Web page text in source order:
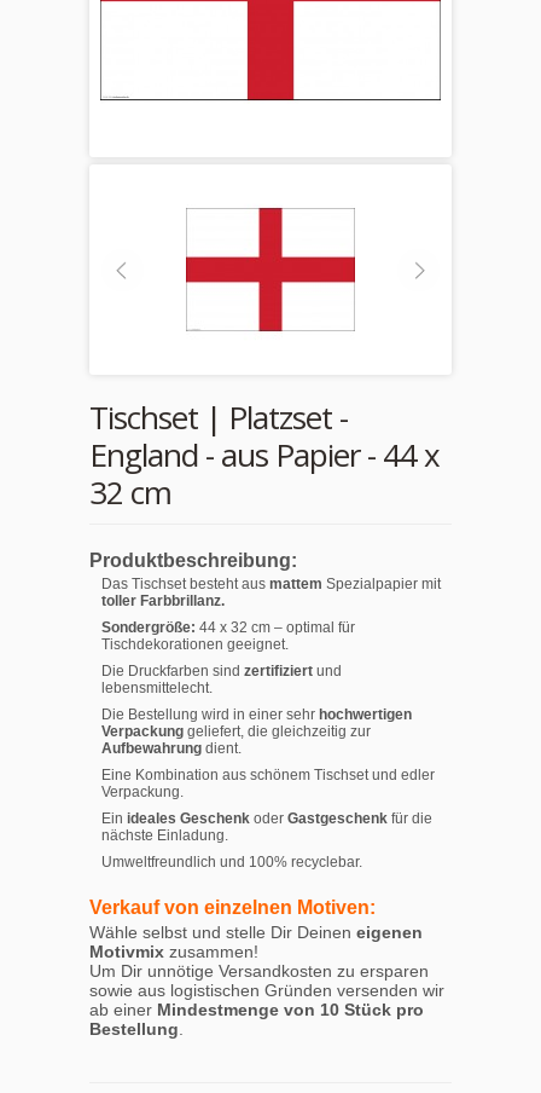
Tischset | Platzset -
England - aus Papier - 44 x
32 cm
Produktbeschreibung:
Das Tischset besteht aus mattem Spezialpapier mit
toller Farbbrillanz.
Sondergröße: 44 x 32 cm – optimal für
Tischdekorationen geeignet.
Die Druckfarben sind zertifiziert und
lebensmittelecht.
Die Bestellung wird in einer sehr hochwertigen
Verpackung geliefert, die gleichzeitig zur
Aufbewahrung dient.
Eine Kombination aus schönem Tischset und edler
Verpackung.
Ein ideales Geschenk oder Gastgeschenk für die
nächste Einladung.
Umweltfreundlich und 100% recyclebar.
Verkauf von einzelnen Motiven:
Wähle selbst und stelle Dir Deinen eigenen
Motivmix zusammen!
Um Dir unnötige Versandkosten zu ersparen
sowie aus logistischen Gründen versenden wir
ab einer Mindestmenge von 10 Stück pro
Bestellung.